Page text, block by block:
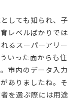
しても知られ、子
レベルばかりでは
るスーパーアリー
いった面からも住
市内のデータ入力
ありましたね。そ
を選ぶ際には用途